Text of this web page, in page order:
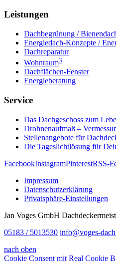
Leistungen
Dachbegrünung /
Energiedach-Konzepte /
Dachreparatur
Wohnraum3
Dachflächen-Fenster
Energieberatung
Service
Das Dachgeschoss zum
Drohnenaufmaß –
Stellenangebote für
Die Tageslichtlösung für
FacebookInstagramPinterestRSS-
Impressum
Datenschutzerklärung
Privatsphäre-Einstellungen
Jan Voges GmbH
05183 / 5013530 info@voges-
nach oben
Cookie Consent mit Real Cookie